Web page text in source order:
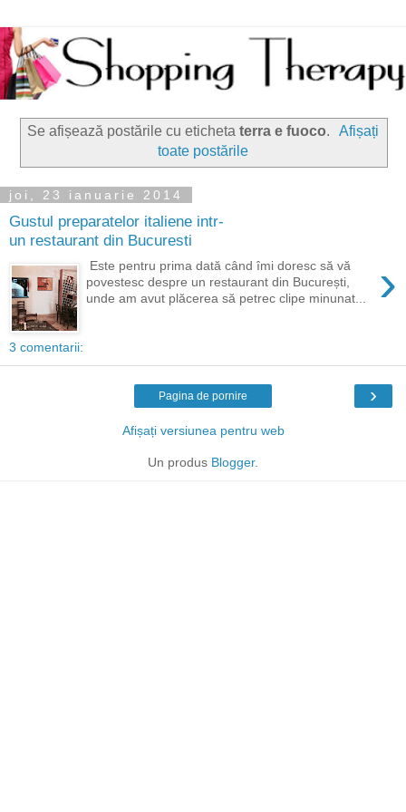
Se afișează postările cu eticheta terra e fuoco.
Afișați
toate postările
joi, 23 ianuarie 2014
Gustul preparatelor italiene intr-
un restaurant din Bucuresti
›
Este pentru prima dată când îmi doresc să vă
povestesc despre un restaurant din București,
unde am avut plăcerea să petrec clipe minunat...
3 comentarii:
›
Pagina de pornire
Afișați versiunea pentru web
Un produs Blogger.